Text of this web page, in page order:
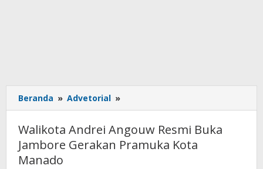
Beranda » Advetorial »
Andrei
Resmi
Buka
Walikota Andrei Angouw Resmi Buka
Jambore Gerakan Pramuka Kota
Manado